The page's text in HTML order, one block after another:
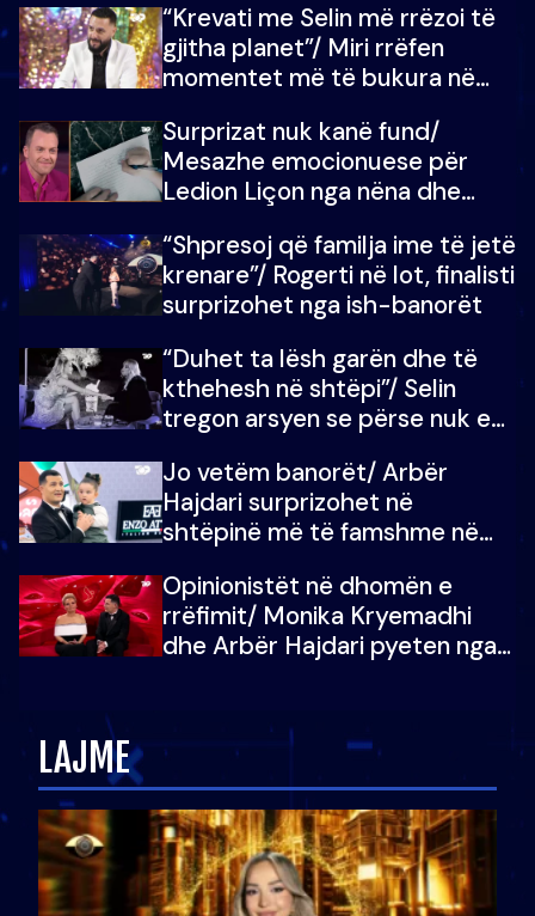
“Krevati me Selin më rrëzoi të
gjitha planet”/ Miri rrëfen
momentet më të bukura në
mungojë zilja e mëngjesit kur…
Surprizat nuk kanë fund/
Mesazhe emocionuese për
Ledion Liçon nga nëna dhe
mban dot lotët: Nuk meritoj…
“Shpresoj që familja ime të jetë
krenare”/ Rogerti në lot, finalisti
surprizohet nga ish-banorët
“Duhet ta lësh garën dhe të
kthehesh në shtëpi”/ Selin
tregon arsyen se përse nuk e
çoja luftën time deri në fund
Jo vetëm banorët/ Arbër
Hajdari surprizohet në
shtëpinë më të famshme në
vajzën e tij
Opinionistët në dhomën e
rrëfimit/ Monika Kryemadhi
dhe Arbër Hajdari pyeten nga
LAJME